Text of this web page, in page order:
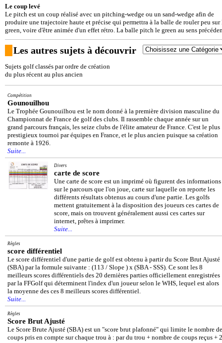
Le coup levé
Le pitch est un coup réalisé avec un pitching-wedge ou un sand-wedge afin de
produire une trajectoire haute et précise qui permettra à la balle de rouler peu sur
green, voire d'être animée d'un effet rétro. La balle pitch le green au sens
Les autres sujets à découvrir
Sujets golf classés par ordre de création
du plus récent au plus ancien
Compétition
Gounouilhou
Le Trophée Gounouilhou est le nom donné à la première division masculine du
Championnat de France de golf des clubs. Il rassemble chaque année sur un
grand parcours français, les seize clubs de l'élite amateur de France. C'est le plus
prestigieux tournoi par équipes en France, et le plus ancien puisque sa création
remonte à 1926.
Suite...
Divers
carte de score
Une carte de score est un imprimé où figurent des informations
sur le parcours que l'on joue, carte sur laquelle on reporte les
différents résultats obtenus au cours d'une partie. Les golfs
mettent gratuitement à la disposition des joueurs ces cartes de
score, mais on trouvent généralement aussi ces cartes sur
internet, prêtes à imprimer.
Suite...
Règles
score différentiel
Le score différentiel d'une partie de golf est obtenu à partir du Score Brut Ajusté
(SBA) par la formule suivante : (113 / Slope ) x (SBA - SSS). Ce sont les 8
meilleurs scores différentiels des 20 dernières parties officiellement enregistrées
par la FFGolf qui déterminent l'index d'un joueur selon le WHS, lequel est alors
la moyenne des ces 8 meilleurs scores différentiel.
Suite...
Règles
Score Brut Ajusté
Le Score Brute Ajusté (SBA) est un "score brut plafonné" qui limite le nombre de
coups pris en compte sur chaque trou à : par du trou + nombre de coups reçus + 2